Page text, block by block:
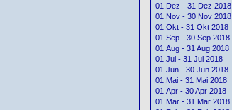
01.Dez - 31 Dez 2018
01.Nov - 30 Nov 2018
01.Okt - 31 Okt 2018
01.Sep - 30 Sep 2018
01.Aug - 31 Aug 2018
01.Jul - 31 Jul 2018
01.Jun - 30 Jun 2018
01.Mai - 31 Mai 2018
01.Apr - 30 Apr 2018
01.Mär - 31 Mär 2018